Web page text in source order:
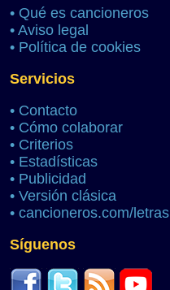
• Qué es cancioneros
• Aviso legal
• Política de cookies
Servicios
• Contacto
• Cómo colaborar
• Criterios
• Estadísticas
• Publicidad
• Versión clásica
• cancioneros.com/letras
Síguenos